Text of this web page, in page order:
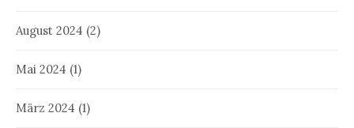
August 2024 (2)
Mai 2024 (1)
März 2024 (1)